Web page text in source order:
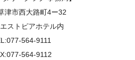
津市西大路町4ー32
ストピアホテル内
564-9111
564-9112